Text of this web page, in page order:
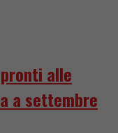
alle
a settembre